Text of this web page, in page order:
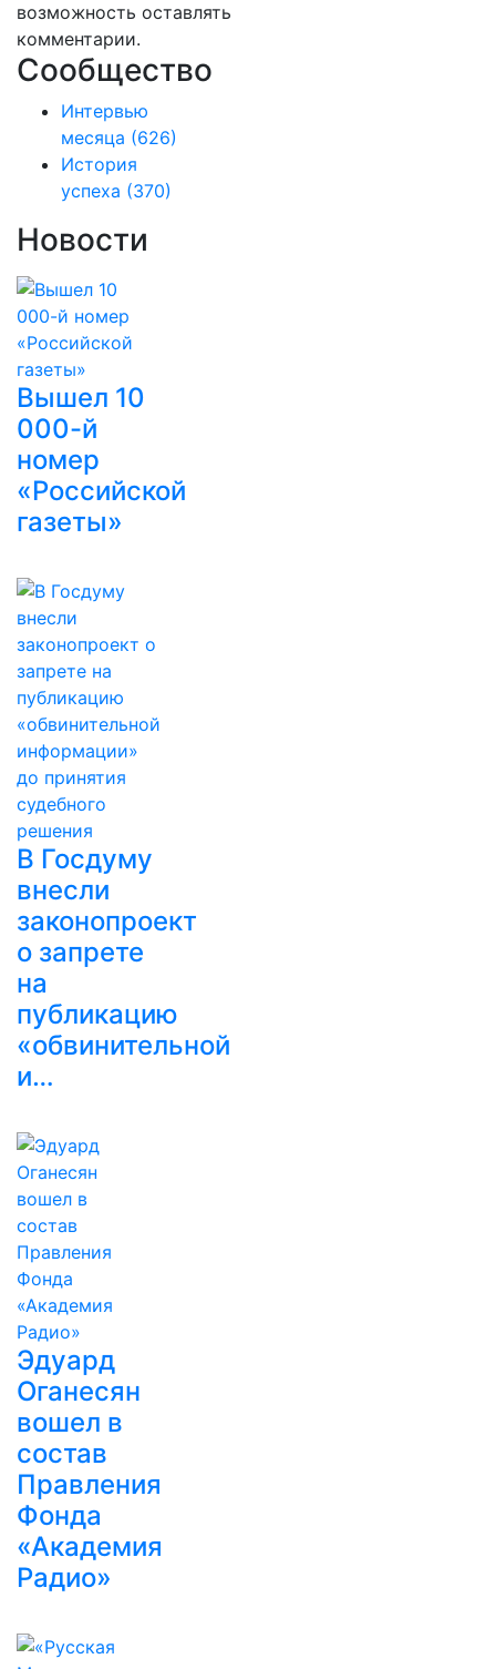
возможность оставлять
комментарии.
Сообщество
Интервью
месяца (626)
История
успеха (370)
Новости
Вышел 10
000-й
номер
«Российской
газеты»
В Госдуму
внесли
законопроект
о запрете
на
публикацию
«обвинительной
и…
Эдуард
Оганесян
вошел в
состав
Правления
Фонда
«Академия
Радио»